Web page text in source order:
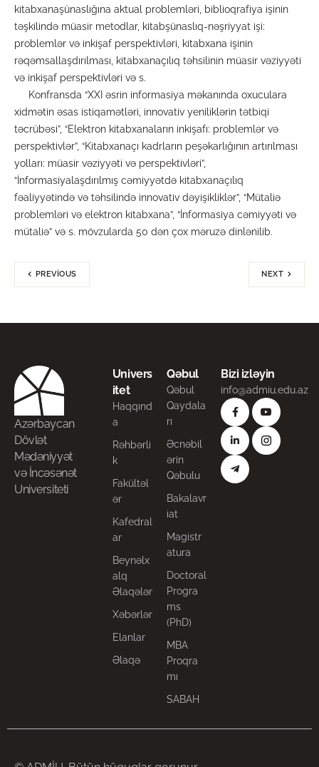
kitabxanaşünaslığına aktual problemləri, biblioqrafiya işinin
təşkilində müasir metodlar, kitabşünaslıq-nəşriyyat işi:
problemlər və inkişaf perspektivləri, kitabxana işinin
rəqəmsallaşdırılması, kitabxanaçılıq təhsilinin müasir vəziyyəti
və inkişaf perspektivləri və s.
Konfransda “XXI əsrin informasiya məkanında oxuculara
xidmətin əsas istiqamətləri, innovativ yeniliklərin tətbiqi
təcrübəsi”, “Elektron kitabxanaların inkişafı: problemlər və
perspektivlər”, “Kitabxanaçı kadrların peşəkarlığının artırılması
yolları: müasir vəziyyəti və perspektivləri”,
“İnformasiyalaşdırılmış cəmiyyətdə kitabxanaçılıq
fəaliyyətində və təhsilində innovativ dəyişikliklər”, “Mütaliə
problemləri və elektron kitabxana”, “İnformasiya cəmiyyəti və
mütaliə” və s. mövzularda 50 dən çox məruzə dinlənilib.
PREVIOUS NEXT
Azərbaycan
Dövlət
Mədəniyyət
və İncəsənət
Universiteti
Univers
itet
Haqqınd
a
Rəhbərli
k
Fakültəl
ər
Kafedral
ar
Beynəlx
alq
Əlaqələr
Xəbərlər
Elanlar
Əlaqə
Qəbul
Qəbul
Qaydala
rı
Əcnəbil
ərin
Qəbulu
Bakalavr
iat
Magistr
atura
Doctoral
Progra
ms
(PhD)
MBA
Proqra
mı
SABAH
Bizi izləyin
info@admiu.edu.az